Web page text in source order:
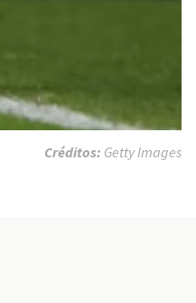
Créditos: Getty Images